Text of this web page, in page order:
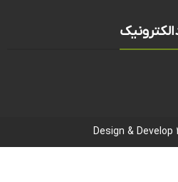
Design & Develop